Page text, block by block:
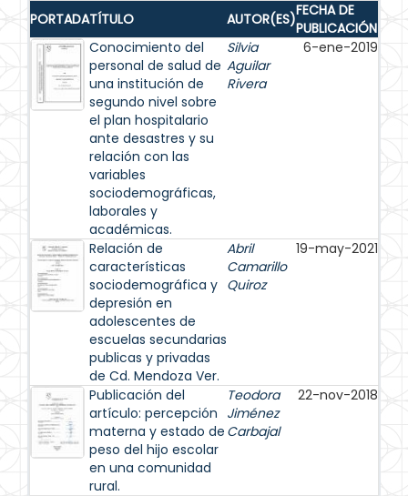
PORTADATÍTULO AUTOR(ES)FECHA DE
PUBLICACIÓN
Conocimiento del
personal de salud de
una institución de
segundo nivel sobre
el plan hospitalario
ante desastres y su
relación con las
variables
sociodemográficas,
laborales y
académicas.
Silvia
Aguilar
Rivera
6-ene-2019
Relación de
características
sociodemográfica y
depresión en
adolescentes de
escuelas secundarias
publicas y privadas
de Cd. Mendoza Ver.
Abril
Camarillo
Quiroz
19-may-2021
Publicación del
artículo: percepción
materna y estado de
peso del hijo escolar
en una comunidad
rural.
Teodora
Jiménez
Carbajal
22-nov-2018